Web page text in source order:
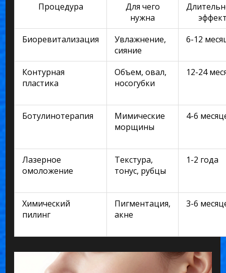
Процедура
Для чего
нужна
Биоревитализация
Увлажнение,
сияние
6-12
Контурная
пластика
Объем, овал,
носогубки
12-24
Ботулинотерапия
Мимические
морщины
4-6
Лазерное
омоложение
Текстура,
тонус, рубцы
1-2 года
Химический
пилинг
Пигментация,
акне
3-6